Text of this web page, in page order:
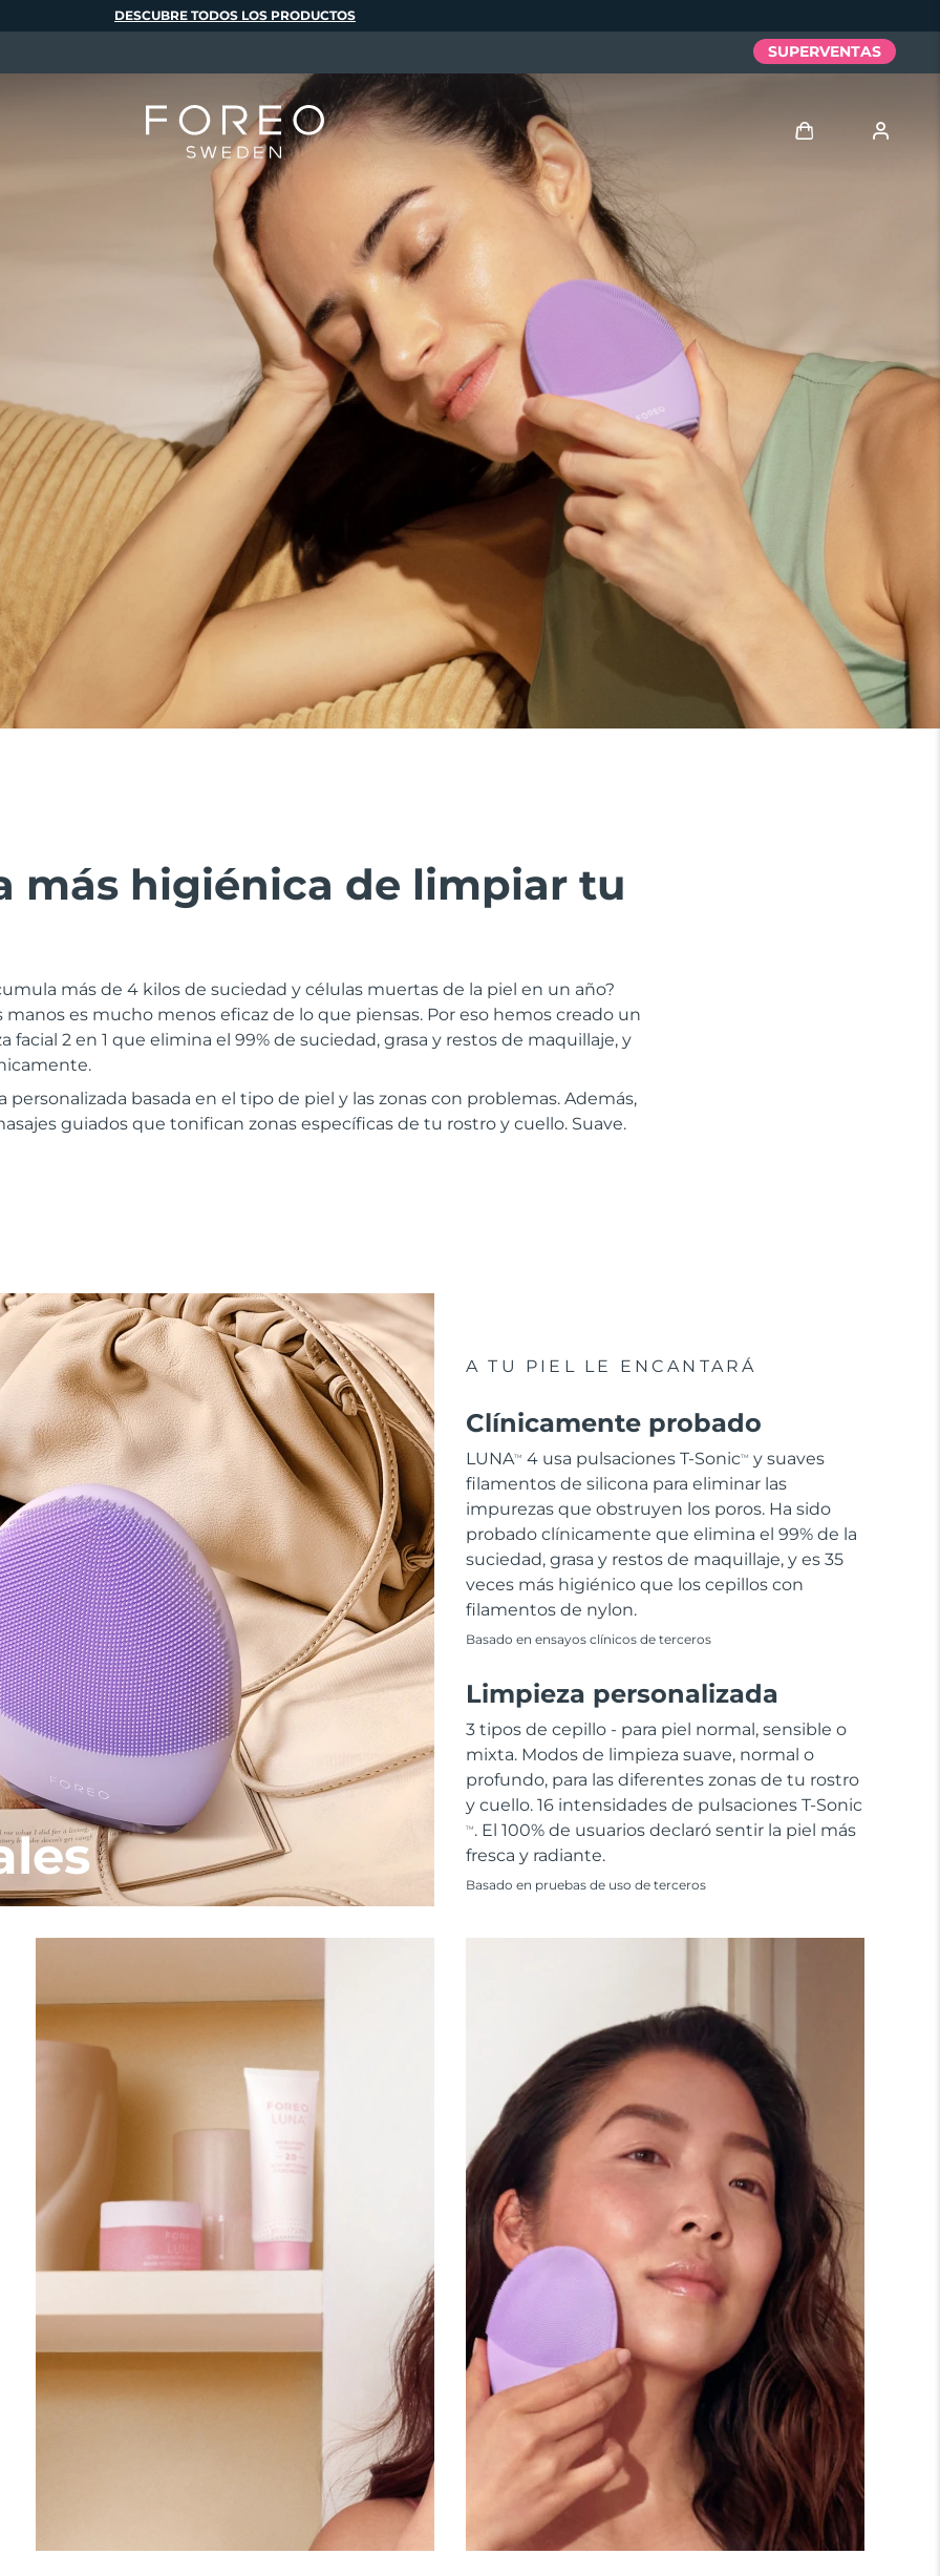
más higiénica de limpiar tu
más de 4 kilos de suciedad y células muertas de la piel en un año?
es mucho menos eficaz de lo que piensas. Por eso hemos creado un
facial 2 en 1 que elimina el 99% de suciedad, grasa y restos de maquillaje, y
personalizada basada en el tipo de piel y las zonas con problemas. Además,
guiados que tonifican zonas específicas de tu rostro y cuello. Suave.
A TU PIEL LE ENCANTARÁ
Clínicamente probado
LUNATM 4 usa pulsaciones T-SonicTM
y suaves
filamentos de silicona para eliminar las
impurezas que obstruyen los poros. Ha sido
probado clínicamente que elimina el 99% de la
suciedad, grasa y restos de maquillaje, y es 35
veces más higiénico que los cepillos con
filamentos de nylon.
Basado en ensayos clínicos de terceros
Limpieza personalizada
3 tipos de cepillo - para piel normal, sensible o
mixta. Modos de limpieza suave, normal o
profundo, para las diferentes zonas de tu rostro
y cuello. 16 intensidades de pulsaciones T-Sonic
TM . El 100% de usuarios declaró sentir la piel más
fresca y radiante.
Basado en pruebas de uso de terceros
DESCUBRE TODOS LOS PRODUCTOS
SUPERVENTAS
Mis pedidos
Mis direcciones
Mis suscripciones